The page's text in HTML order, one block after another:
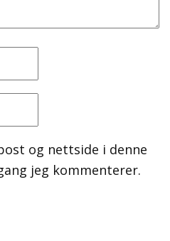
og nettside i denne
jeg kommenterer.